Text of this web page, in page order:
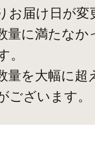
お届け日が変
量に満たなか
。
量を大幅に超
ございます。